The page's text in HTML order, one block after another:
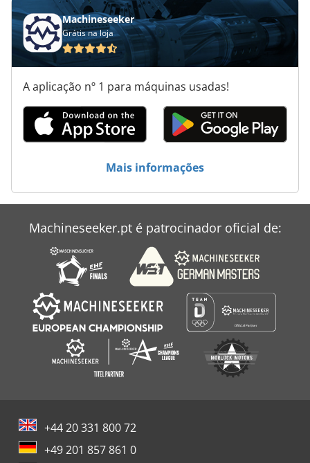
Hoefler
Hofmann
Ingersoll Bohle
Klingelnberg
Kobold
Overbeck
Peças
Schleicher Bohrfix
Machineseeker
Grátis na loja
A aplicação nº 1 para máquinas usadas!
Mais informações
Machineseeker.pt é patrocinador oficial de:
+44 20 331 800 72
+49 201 857 861 0